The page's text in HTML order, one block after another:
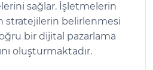
sağlar. İşletmelerin
stratejilerin belirlenmesi
bir dijital pazarlama
oluşturmaktadır.